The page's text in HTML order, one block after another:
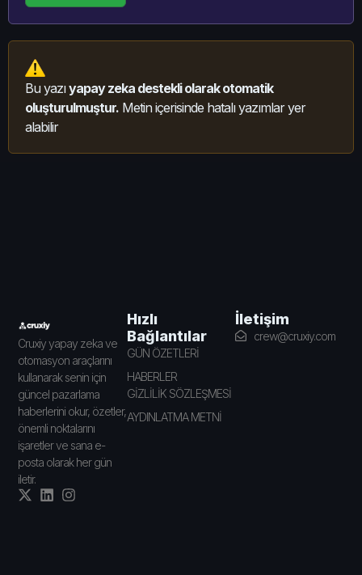
Bu yazıyapay zeka destekli olarak otomatik
oluşturulmuştur. Metin içerisinde hatalı yazımlar yer
alabilir
Cruxiy yapay zeka ve
otomasyon araçlarını
kullanarak senin için
güncel pazarlama
haberlerini okur, özetler,
önemli noktalarını
işaretler ve sana e-
posta olarak her gün
iletir.
Hızlı
Bağlantılar
GÜN ÖZETLERİ
HABERLER
GİZLİLİK SÖZLEŞMESİ
AYDINLATMA METNİ
İletişim
crew@cruxiy.com